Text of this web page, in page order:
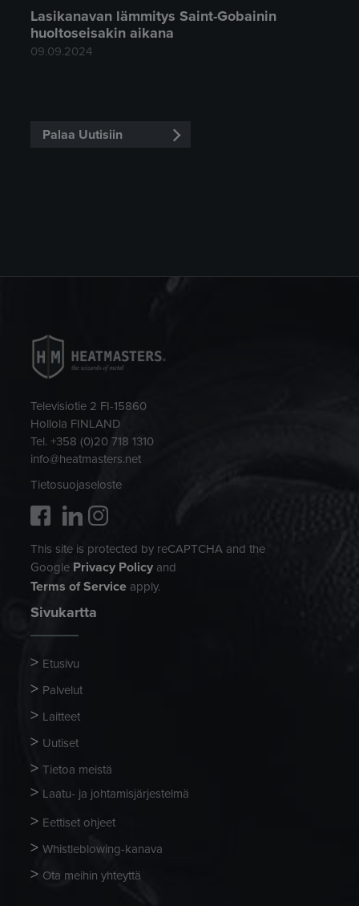
Lasikanavan lämmitys Saint-Gobainin
huoltoseisakin aikana
09.09.2024
Palaa Uutisiin
Televisiotie 2 FI-15860
Hollola FINLAND
Tel. +358 (0)20 718 1310
info@heatmasters.net
Tietosuojaseloste
This site is protected by reCAPTCHA and the
Google Privacy Policyand
Terms of Serviceapply.
Sivukartta
Etusivu
Palvelut
Laitteet
Uutiset
Tietoa meistä
Laatu- ja johtamisjärjestelmä
Eettiset ohjeet
Whistleblowing-kanava
Ota meihin yhteyttä